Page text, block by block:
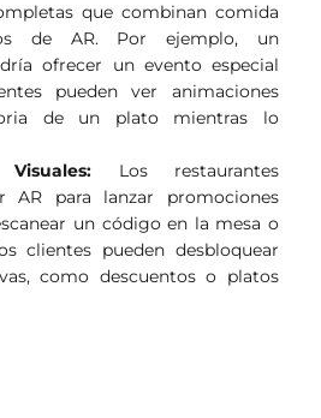
que combinan comida
de AR. Por ejemplo, un
ofrecer un evento especial
pueden ver animaciones
de un plato mientras lo
Los restaurantes
AR para lanzar promociones
un código en la mesa o
clientes pueden desbloquear
como descuentos o platos